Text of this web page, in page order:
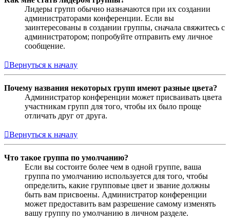
Лидеры групп обычно назначаются при их создании
администраторами конференции. Если вы
заинтересованы в создании группы, сначала свяжитесь с
администратором; попробуйте отправить ему личное
сообщение.
Вернуться к началу
Почему названия некоторых групп имеют разные цвета?
Администратор конференции может присваивать цвета
участникам групп для того, чтобы их было проще
отличать друг от друга.
Вернуться к началу
Что такое группа по умолчанию?
Если вы состоите более чем в одной группе, ваша
группа по умолчанию используется для того, чтобы
определить, какие групповые цвет и звание должны
быть вам присвоены. Администратор конференции
может предоставить вам разрешение самому изменять
вашу группу по умолчанию в личном разделе.